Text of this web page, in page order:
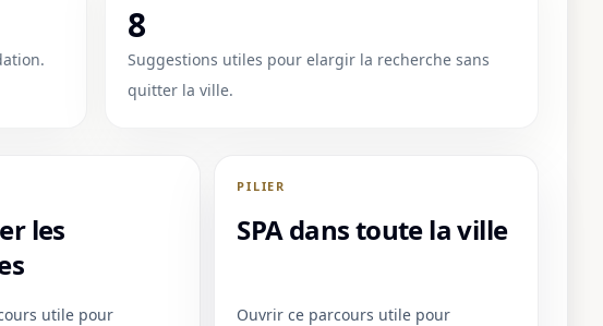
8
Suggestions utiles pour elargir la recherche sans
quitter la ville.
les
utile pour
PILIER
SPA dans toute la ville
Ouvrir ce parcours utile pour